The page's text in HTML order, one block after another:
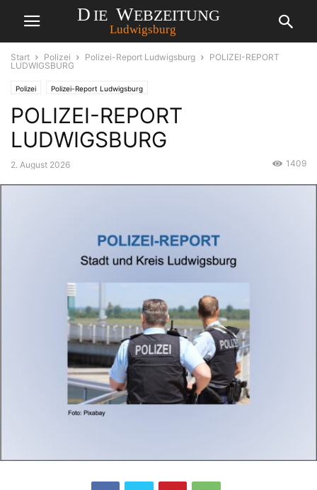
Start Polizei Polizei-Report Ludwigsburg
POLIZEI-REPORT
LUDWIGSBURG
Polizei Polizei-Report Ludwigsburg
POLIZEI-REPORT
LUDWIGSBURG
2. August 2026 1409